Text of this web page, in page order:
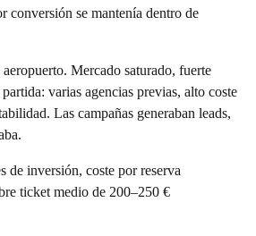
conversión se mantenía dentro de
Mercado saturado, fuerte
varias agencias previas, alto coste
Las campañas generaban leads,
de inversión, coste por reserva
ticket medio de 200–250 €